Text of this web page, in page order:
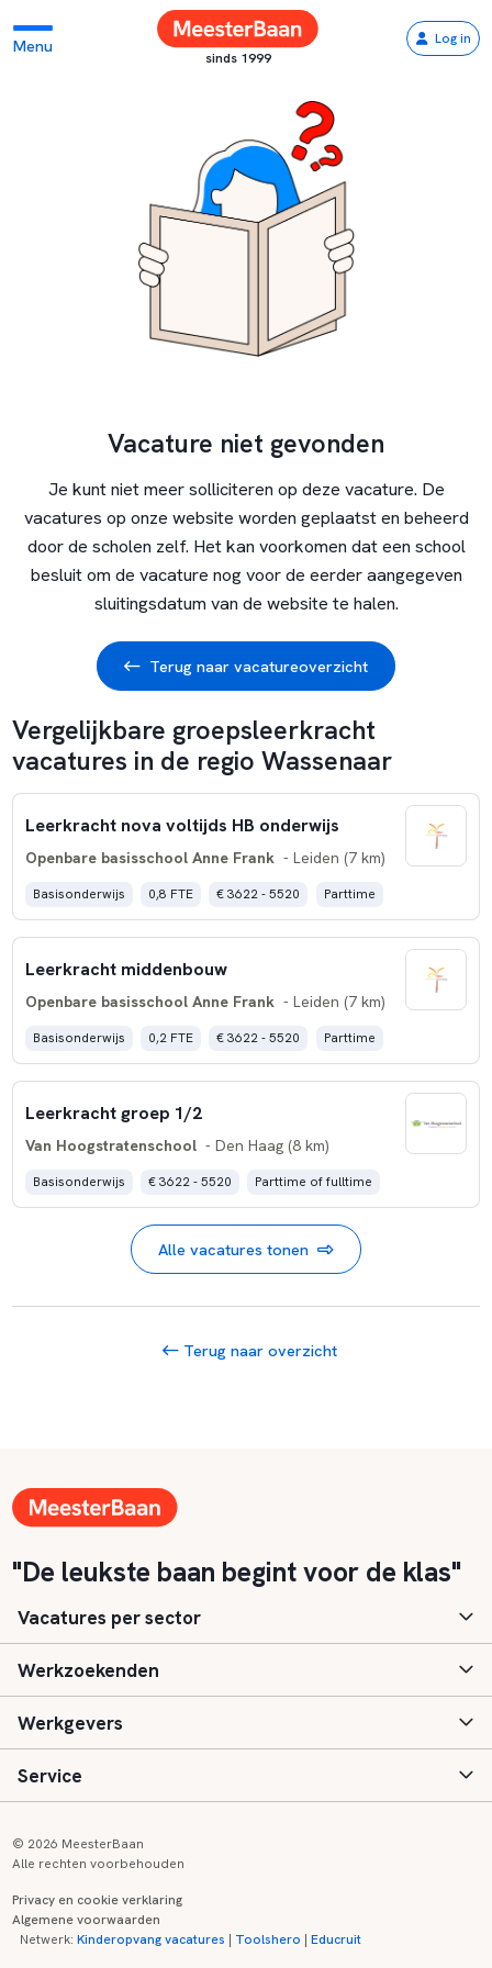
Menu
sinds 1999
Log in
Vacature niet gevonden
Je kunt niet meer solliciteren op deze vacature. De
vacatures op onze website worden geplaatst en beheerd
door de scholen zelf. Het kan voorkomen dat een school
besluit om de vacature nog voor de eerder aangegeven
sluitingsdatum van de website te halen.
Terug naar vacatureoverzicht
Vergelijkbare groepsleerkracht
vacatures in de regio Wassenaar
Leerkracht nova voltijds HB onderwijs
Openbare basisschool Anne Frank - Leiden (7 km)
Basisonderwijs 0,8 FTE € 3622 - 5520 Parttime
Leerkracht middenbouw
Openbare basisschool Anne Frank - Leiden (7 km)
Basisonderwijs 0,2 FTE € 3622 - 5520 Parttime
Leerkracht groep 1/2
Van Hoogstratenschool - Den Haag (8 km)
Basisonderwijs € 3622 - 5520 Parttime of fulltime
Alle vacatures tonen
Terug naar overzicht
"De leukste baan begint voor de klas"
Vacatures per sector
Basisonderwijs
Speciaal (basis) onderwijs
Voortgezet onderwijs
Kinderopvang
Werkzoekenden
Aanmelden
Vacatures
Zij-instroom informatie
Werkgevers
Inloggen
Registreren
Service
Onderwijs links
© 2026 MeesterBaan
Alle rechten voorbehouden
Privacy en cookie verklaring
Algemene voorwaarden
Netwerk:Kinderopvang vacatures | Toolshero |Educruit